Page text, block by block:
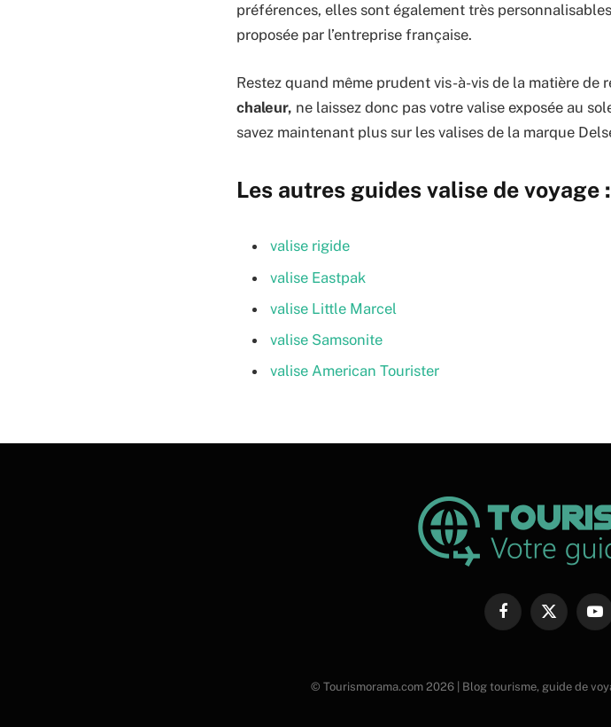
préférences, elles sont également très
proposée par l’entreprise française.
Restez quand même prudent vis-à-vis de la matière
chaleur, ne laissez donc pas votre valise exposée au
savez maintenant plus sur les valises de la marque
Les autres guides valise de voyage :
valise rigide
valise Eastpak
valise Little Marcel
valise Samsonite
valise American Tourister
FacebookX
© Tourismorama.com 2026 | Blog tourisme, guide de